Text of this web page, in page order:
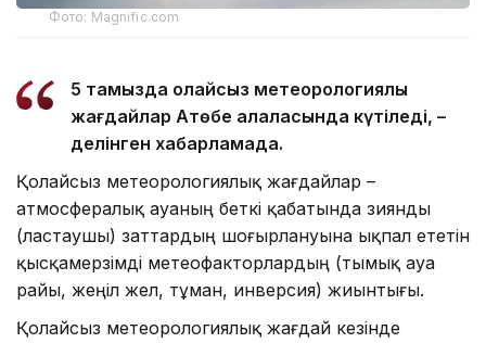
Фото: Magnific.com
5 тамызда қолайсыз метеорологиялық
жағдайлар Ақтөбе қалаласында күтіледі, –
делінген хабарламада.
Қолайсыз метеорологиялық жағдайлар –
атмосфералық ауаның беткі қабатында зиянды
(ластаушы) заттардың шоғырлануына ықпал ететін
қысқамерзімді метеофакторлардың (тымық ауа
райы, жеңіл жел, тұман, инверсия) жиынтығы.
Қолайсыз метеорологиялық жағдай кезінде